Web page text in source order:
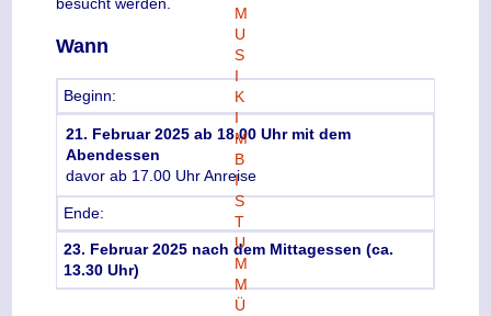
Wann
Beginn:
21. Februar 2025 ab 18.00 Uhr mit dem
Abendessen
davor ab 17.00 Uhr Anreise
Ende:
23. Februar 2025 nach dem Mittagessen (ca.
13.30 Uhr)